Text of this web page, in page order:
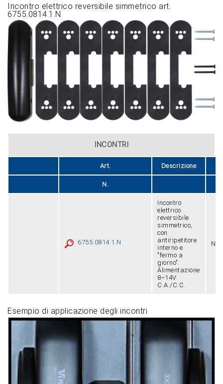
Incontro elettrico reversibile simmetrico art.
6755.0814.1.N
INCONTRI
Art. Descrizione
N.
6755.0814.1.N
Incontro
elettrico
reversibile
simmetrico,
con
antiripetitore
interno e
"fermo a
giorno".
Alimentazione
8÷14V
C.A./C.C.
Esempio di applicazione degli incontri